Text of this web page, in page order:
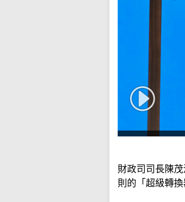
財政司司長陳
則的「超級轉